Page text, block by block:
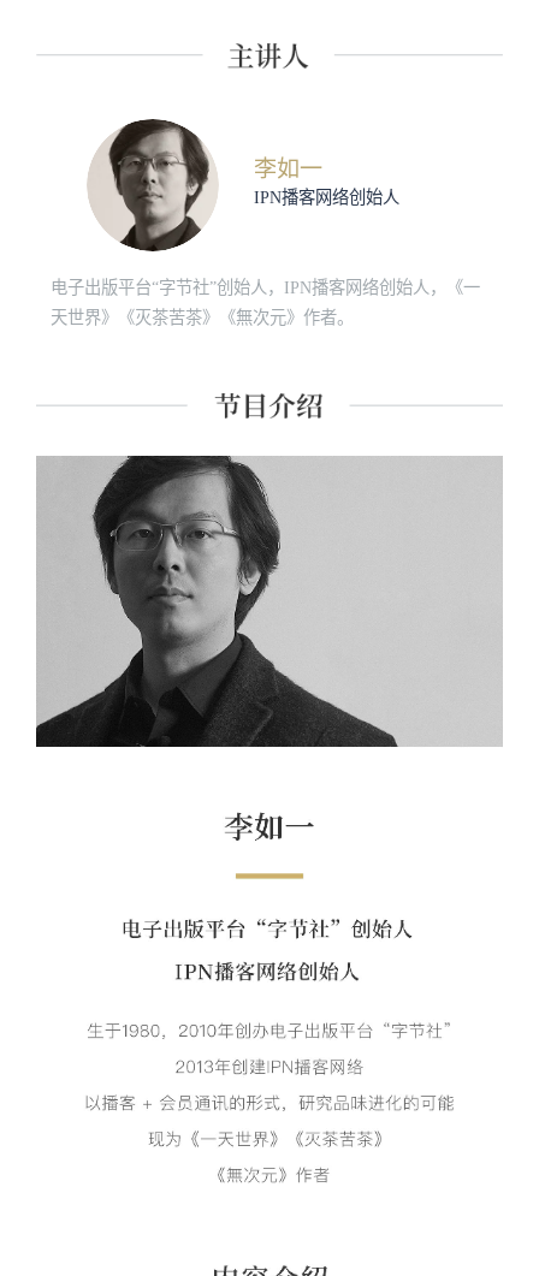
李如一
IPN播客网络创始人
电子出版平台“字节社”创始人，IPN播客网络创始人，《一
天世界》《灭茶苦茶》《無次元》作者。